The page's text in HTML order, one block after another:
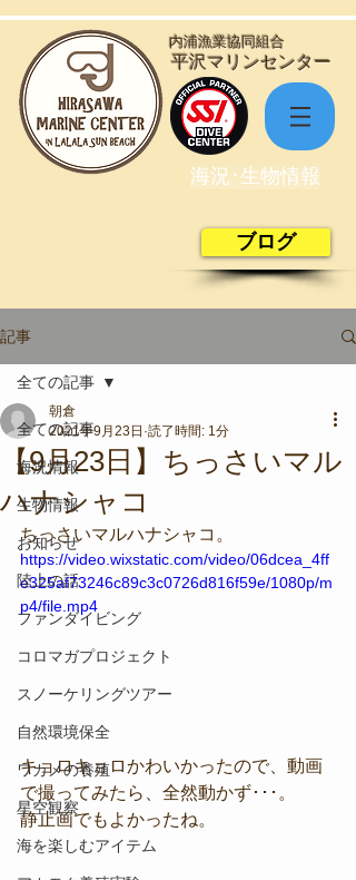
​平沢マリンセンター
​内浦漁業協同組合
海況･生物情報
ブログ
記事
全ての記事
海況情報
生物情報
お知らせ
陸上の話
ファンダイビング
コロマガプロジェクト
スノーケリングツアー
自然環境保全
ワカメの養殖
星空観察
海を楽しむアイテム
全ての記事
【9月23日】ちっさいマル
ハナシャコ
朝倉
2021年9月23日 読了時間: 1分
ちっさいマルハナシャコ。
https://video.wixstatic.com/video/06dcea_4ff
e325af73246c89c3c0726d816f59e/1080p/m
p4/file.mp4
キョロキョロかわいかったので、動画
で撮ってみたら、全然動かず･･･。
静止画でもよかったね。